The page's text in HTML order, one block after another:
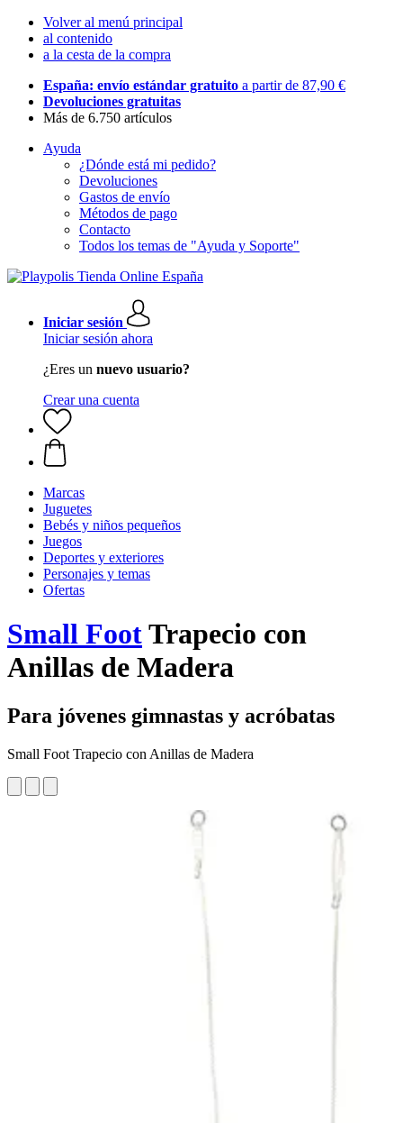
Volver al menú principal
al contenido
a la cesta de la compra
España: envío estándar gratuito a partir de 87,90 €
Devoluciones gratuitas
Más de 6.750 artículos
Ayuda
¿Dónde está mi pedido?
Devoluciones
Gastos de envío
Métodos de pago
Contacto
Todos los temas de "Ayuda y Soporte"
Iniciar sesión
Iniciar sesión ahora
¿Eres un nuevo usuario?
Crear una cuenta
Marcas
Juguetes
Bebés y niños pequeños
Juegos
Deportes y exteriores
Personajes y temas
Ofertas
Small FootTrapecio con
Anillas de Madera
Para jóvenes gimnastas y acróbatas
Small Foot Trapecio con Anillas de Madera